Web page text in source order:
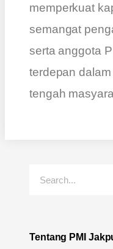
memperkuat
semangat
serta anggota
terdepan
tengah
Tentang PMI